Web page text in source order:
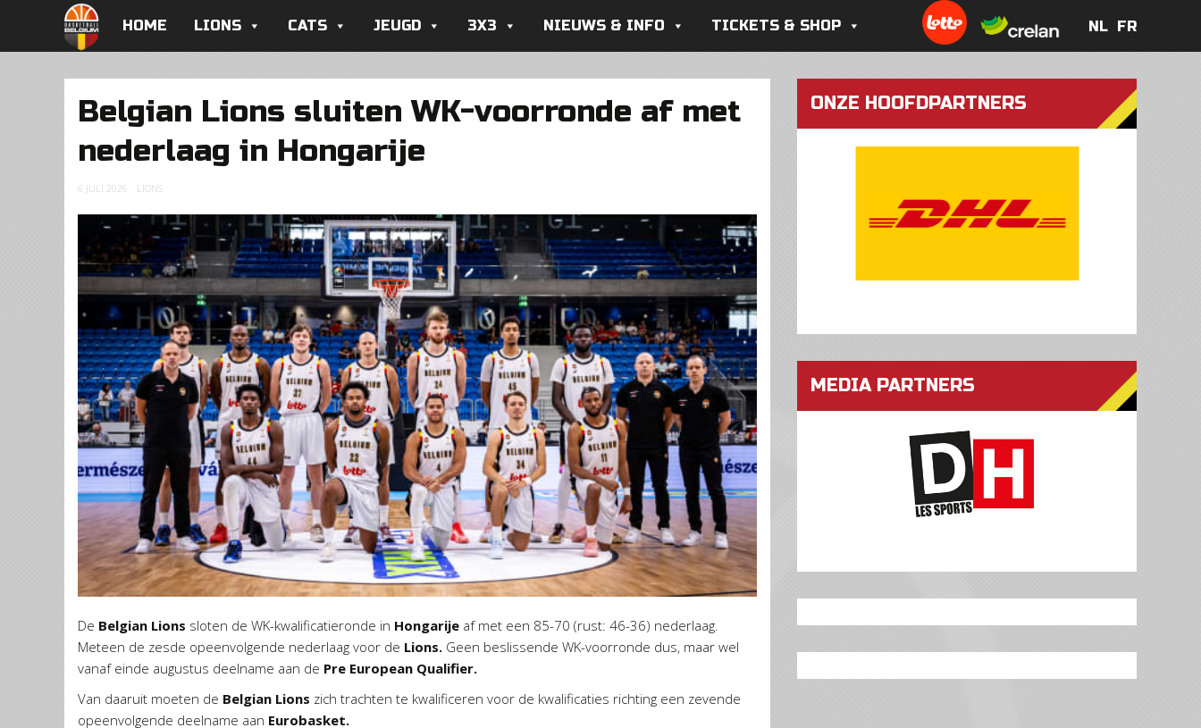
HOME LIONS CATS JEUGD 3X3 NIEUWS & INFO TICKETS & SHOP NL FR
Belgian Lions sluiten WK-voorronde af met
nederlaag in Hongarije
6 JULI 2026 LIONS
De Belgian Lions sloten de WK-kwalificatieronde in Hongarije af met een 85-70 (rust: 46-36) nederlaag.
Meteen de zesde opeenvolgende nederlaag voor de Lions. Geen beslissende WK-voorronde dus, maar wel
vanaf einde augustus deelname aan de Pre European Qualifier.
Van daaruit moeten de Belgian Lions zich trachten te kwalificeren voor de kwalificaties richting een zevende
opeenvolgende deelname aan Eurobasket.
ONZE HOOFDPARTNERS
MEDIA PARTNERS
NL